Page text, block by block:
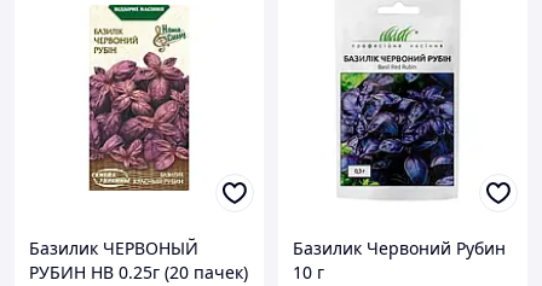
Базилик ЧЕРВОНЫЙ
РУБИН НВ 0.25г (20 пачек)
Базилик Червоний Рубин
10 г